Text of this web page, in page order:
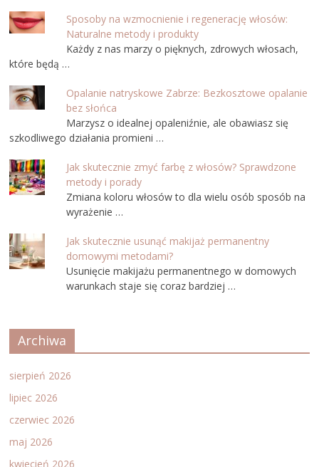
Sposoby na wzmocnienie i regenerację włosów:
Naturalne metody i produkty
Każdy z nas marzy o pięknych, zdrowych włosach,
które będą …
Opalanie natryskowe Zabrze: Bezkosztowe opalanie
bez słońca
Marzysz o idealnej opaleniźnie, ale obawiasz się
szkodliwego działania promieni …
Jak skutecznie zmyć farbę z włosów? Sprawdzone
metody i porady
Zmiana koloru włosów to dla wielu osób sposób na
wyrażenie …
Jak skutecznie usunąć makijaż permanentny
domowymi metodami?
Usunięcie makijażu permanentnego w domowych
warunkach staje się coraz bardziej …
Archiwa
sierpień 2026
lipiec 2026
czerwiec 2026
maj 2026
kwiecień 2026